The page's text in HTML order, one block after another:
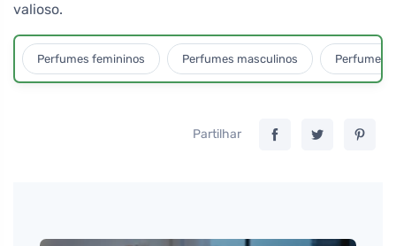
valioso.
Perfumes femininos Perfumes masculinos Perfumes
Partilhar